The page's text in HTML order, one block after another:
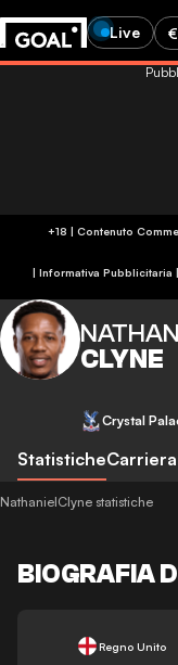
Live
+18 | Contenuto
| Informativa Pubblicitaria |
CLYNE
Crystal
StatisticheCarriera
NathanielClyne statistiche
BIOGRAFIA
Regno Unito